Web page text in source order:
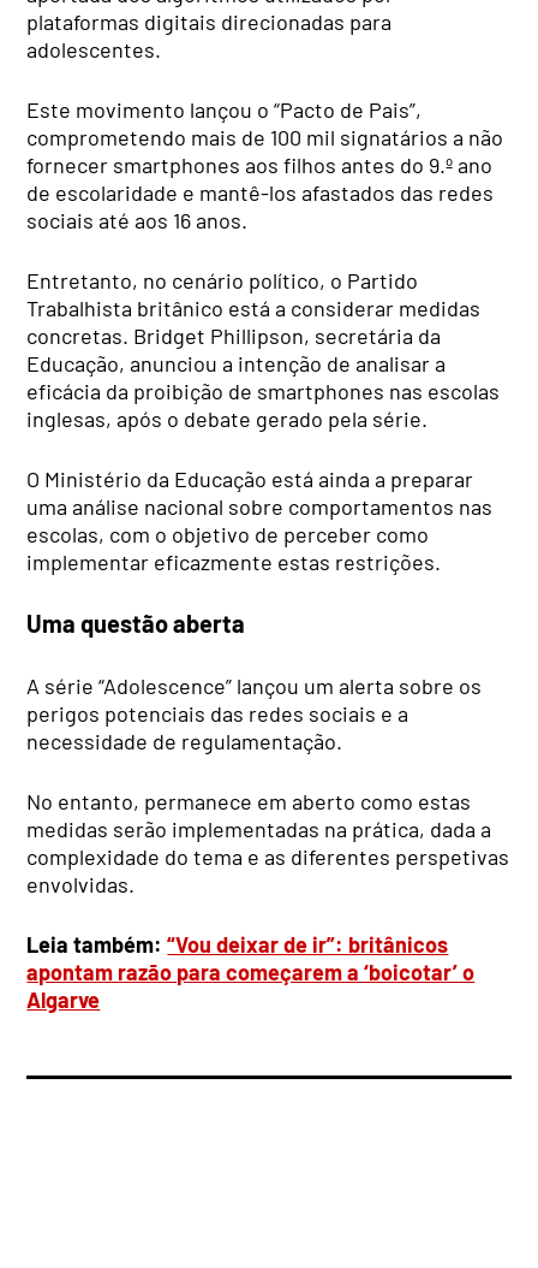
plataformas digitais direcionadas para
adolescentes.
Este movimento lançou o “Pacto de Pais”,
comprometendo mais de 100 mil signatários a não
fornecer smartphones aos filhos antes do 9.º ano
de escolaridade e mantê-los afastados das redes
sociais até aos 16 anos.
Entretanto, no cenário político, o Partido
Trabalhista britânico está a considerar medidas
concretas. Bridget Phillipson, secretária da
Educação, anunciou a intenção de analisar a
eficácia da proibição de smartphones nas escolas
inglesas, após o debate gerado pela série.
O Ministério da Educação está ainda a preparar
uma análise nacional sobre comportamentos nas
escolas, com o objetivo de perceber como
implementar eficazmente estas restrições.
Uma questão aberta
A série “Adolescence” lançou um alerta sobre os
perigos potenciais das redes sociais e a
necessidade de regulamentação.
No entanto, permanece em aberto como estas
medidas serão implementadas na prática, dada a
complexidade do tema e as diferentes perspetivas
envolvidas.
Leia também:“Vou deixar de ir”: britânicos
apontam razão para começarem a ‘boicotar’ o
Algarve